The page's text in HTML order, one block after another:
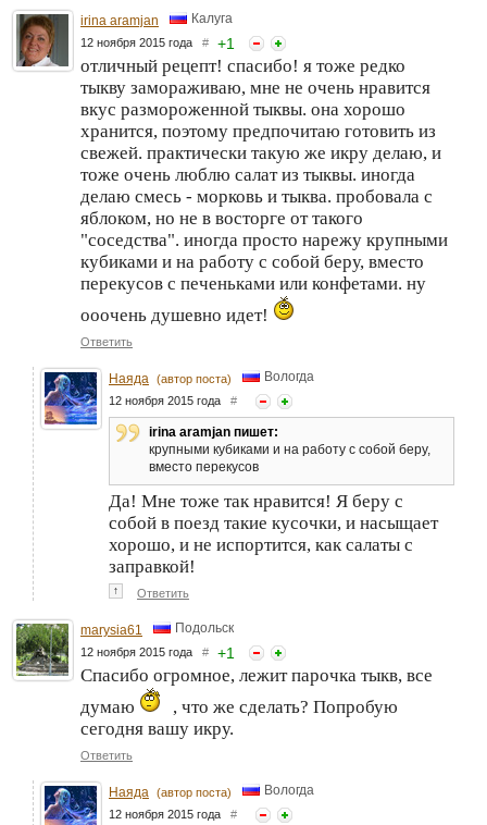
irina aramjan Калуга
12 ноября 2015 года # +1
отличный рецепт! спасибо! я тоже редко
тыкву замораживаю, мне не очень нравится
вкус размороженной тыквы. она хорошо
хранится, поэтому предпочитаю готовить из
свежей. практически такую же икру делаю, и
тоже очень люблю салат из тыквы. иногда
делаю смесь - морковь и тыква. пробовала с
яблоком, но не в восторге от такого
"соседства". иногда просто нарежу крупными
кубиками и на работу с собой беру, вместо
перекусов с печеньками или конфетами. ну
ооочень душевно идет!
Ответить
Наяда (автор поста) Вологда
12 ноября 2015 года #
irina aramjan пишет:
крупными кубиками и на работу с собой беру,
вместо перекусов
Да! Мне тоже так нравится! Я беру с
собой в поезд такие кусочки, и насыщает
хорошо, и не испортится, как салаты с
заправкой!
↑ Ответить
marysia61 Подольск
12 ноября 2015 года # +1
Спасибо огромное, лежит парочка тыкв, все
думаю
, что же сделать? Попробую
сегодня вашу икру.
Ответить
Наяда (автор поста) Вологда
12 ноября 2015 года #